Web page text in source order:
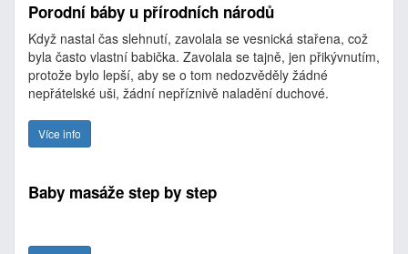
Porodní báby u přírodních národů
Když nastal čas slehnutí, zavolala se vesnická stařena, což
byla často vlastní babička. Zavolala se tajně, jen přikývnutím,
protože bylo lepší, aby se o tom nedozvěděly žádné
nepřátelské uši, žádní nepříznivě naladění duchové.
Více info
Baby masáže step by step